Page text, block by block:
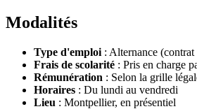
Modalités
Type d'emploi : Alternance (contrat
Frais de scolarité : Pris en charge
Rémunération : Selon la grille
Horaires : Du lundi au vendredi
Lieu : Montpellier, en présentiel